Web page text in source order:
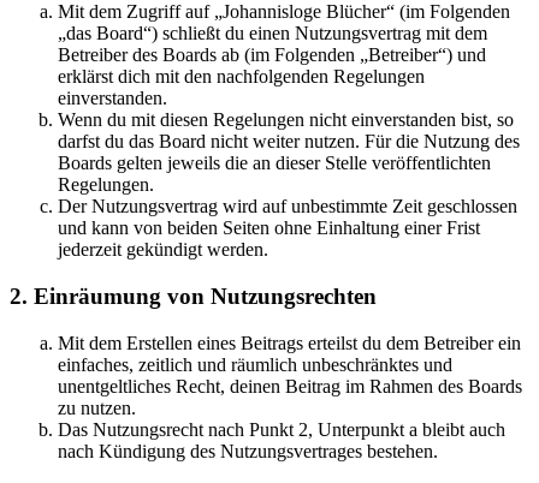
Mit dem Zugriff auf „Johannisloge Blücher“ (im Folgenden
„das Board“) schließt du einen Nutzungsvertrag mit dem
Betreiber des Boards ab (im Folgenden „Betreiber“) und
erklärst dich mit den nachfolgenden Regelungen
einverstanden.
Wenn du mit diesen Regelungen nicht einverstanden bist, so
darfst du das Board nicht weiter nutzen. Für die Nutzung des
Boards gelten jeweils die an dieser Stelle veröffentlichten
Regelungen.
Der Nutzungsvertrag wird auf unbestimmte Zeit geschlossen
und kann von beiden Seiten ohne Einhaltung einer Frist
jederzeit gekündigt werden.
2. Einräumung von Nutzungsrechten
Mit dem Erstellen eines Beitrags erteilst du dem Betreiber ein
einfaches, zeitlich und räumlich unbeschränktes und
unentgeltliches Recht, deinen Beitrag im Rahmen des Boards
zu nutzen.
Das Nutzungsrecht nach Punkt 2, Unterpunkt a bleibt auch
nach Kündigung des Nutzungsvertrages bestehen.